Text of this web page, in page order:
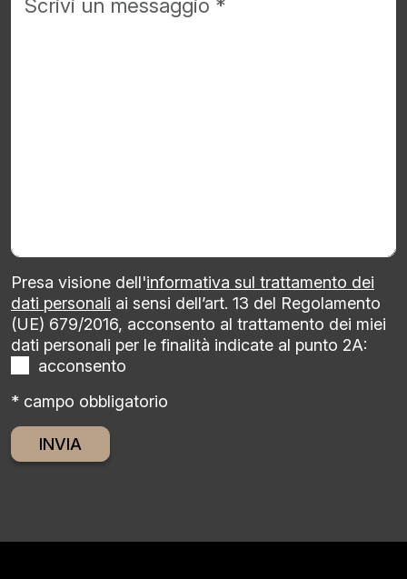
Presa visione dell'informativa sul trattamento dei
dati personali ai sensi dell’art. 13 del Regolamento
(UE) 679/2016, acconsento al trattamento dei miei
dati personali per le finalità indicate al punto 2A:
acconsento
* campo obbligatorio